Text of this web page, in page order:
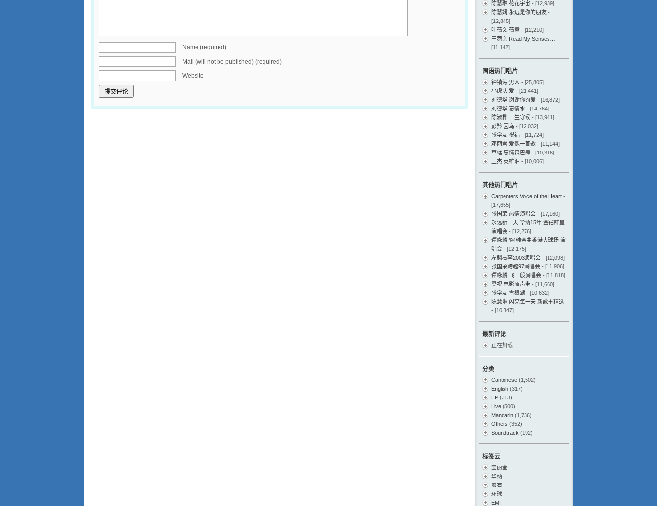
Name (required)
Mail (will not be published) (required)
Website
陈慧琳 花花宇宙 - [12,939]
陈慧娴 永远是你的朋友 -
[12,845]
叶蒨文 蒨意 - [12,210]
王菀之 Read My Senses…
-
[11,142]
国语热门唱片
钟镇涛 男人 - [25,805]
小虎队 爱 - [21,441]
刘德华 谢谢你的爱 - [16,872]
刘德华 忘情水 - [14,764]
陈淑桦 一生守候 - [13,941]
彭羚 囚鸟 - [12,032]
张学友 祝福 - [11,724]
邓丽君 爱像一首歌 - [11,144]
草蜢 忘情森巴舞 - [10,316]
王杰 英雄泪 - [10,006]
其他热门唱片
Carpenters Voice of the Heart -
[17,655]
张国荣 热情演唱会 - [17,160]
永远新一天 华纳15年 金钻群星
演唱会 - [12,276]
谭咏麟 ’94纯金曲香港大球场 演
唱会 - [12,175]
左麟右李2003演唱会 - [12,098]
张国荣跨越97演唱会 - [11,906]
谭咏麟 飞一般演唱会 - [11,818]
梁祝 电影原声带 - [11,660]
张学友 雪狼湖 - [10,632]
陈慧琳 闪亮每一天 新歌＋精选
- [10,347]
最新评论
正在加载...
分类
Cantonese (1,502)
English (317)
EP (313)
Live (500)
Mandarin (1,736)
Others (352)
Soundtrack (192)
标签云
宝丽金
华纳
滚石
环球
EMI